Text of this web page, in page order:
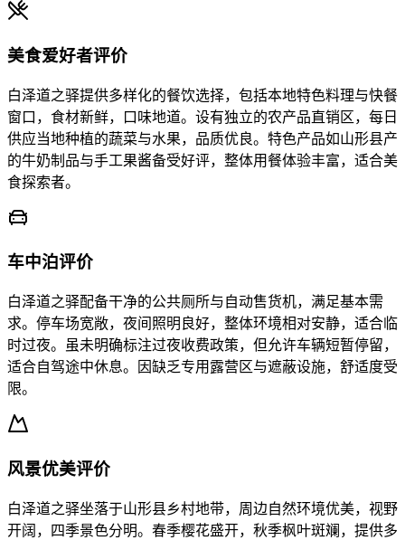
美食爱好者评价
白泽道之驿提供多样化的餐饮选择，包括本地特色料理与快餐
窗口，食材新鲜，口味地道。设有独立的农产品直销区，每日
供应当地种植的蔬菜与水果，品质优良。特色产品如山形县产
的牛奶制品与手工果酱备受好评，整体用餐体验丰富，适合美
食探索者。
车中泊评价
白泽道之驿配备干净的公共厕所与自动售货机，满足基本需
求。停车场宽敞，夜间照明良好，整体环境相对安静，适合临
时过夜。虽未明确标注过夜收费政策，但允许车辆短暂停留，
适合自驾途中休息。因缺乏专用露营区与遮蔽设施，舒适度受
限。
风景优美评价
白泽道之驿坐落于山形县乡村地带，周边自然环境优美，视野
开阔，四季景色分明。春季樱花盛开，秋季枫叶斑斓，提供多